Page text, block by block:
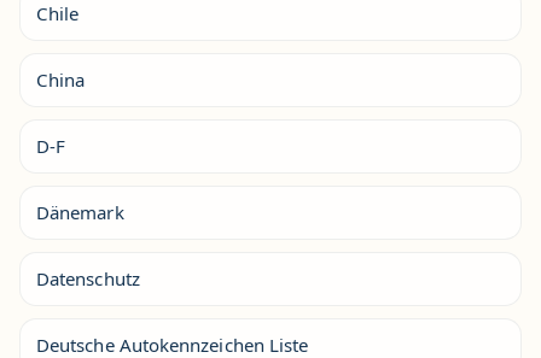
Chile
China
D-F
Dänemark
Datenschutz
Deutsche Autokennzeichen Liste